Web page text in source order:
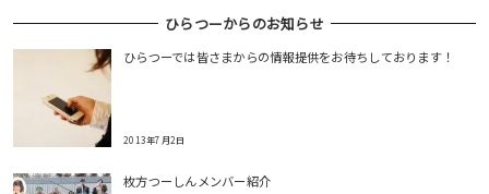
ひらつーからのお知らせ
ひらつーでは皆さまからの情報提供をお待ちしております！
2013年7月2日
枚方つーしんメンバー紹介